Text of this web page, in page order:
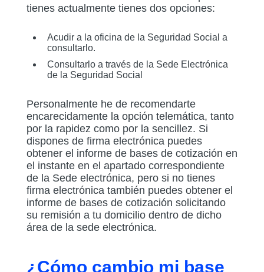
tienes actualmente tienes dos opciones:
Acudir a la oficina de la Seguridad Social a
consultarlo.
Consultarlo a través de la Sede Electrónica
de la Seguridad Social
Personalmente he de recomendarte
encarecidamente la opción telemática, tanto
por la rapidez como por la sencillez. Si
dispones de firma electrónica puedes
obtener el informe de bases de cotización en
el instante en el apartado correspondiente
de la Sede electrónica, pero si no tienes
firma electrónica también puedes obtener el
informe de bases de cotización solicitando
su remisión a tu domicilio dentro de dicho
área de la sede electrónica.
¿Cómo cambio mi base